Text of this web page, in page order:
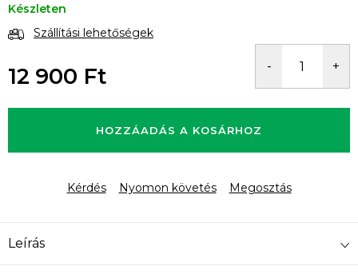
Készleten
Szállítási lehetőségek
12 900 Ft
HOZZÁADÁS A KOSÁRHOZ
Kérdés Nyomon követés Megosztás
Leírás